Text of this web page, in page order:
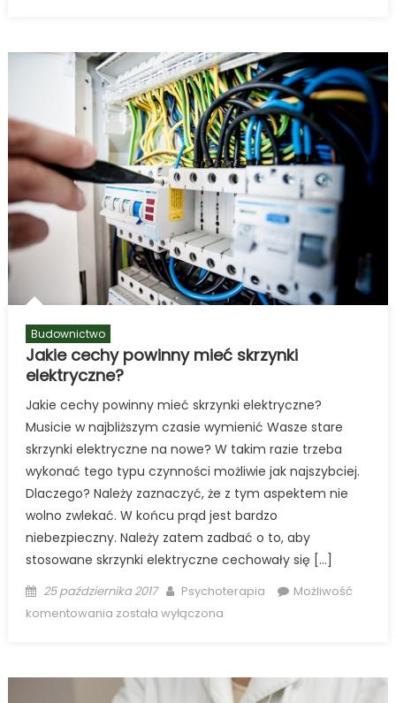
producent
mebli
biurowych?
Budownictwo
Jakie cechy powinny mieć skrzynki
elektryczne?
Jakie cechy powinny mieć skrzynki elektryczne?
Musicie w najbliższym czasie wymienić Wasze stare
skrzynki elektryczne na nowe? W takim razie trzeba
wykonać tego typu czynności możliwie jak najszybciej.
Dlaczego? Należy zaznaczyć, że z tym aspektem nie
wolno zwlekać. W końcu prąd jest bardzo
niebezpieczny. Należy zatem zadbać o to, aby
stosowane skrzynki elektryczne cechowały się […]
Posted
on
25 października 2017 Author
Psychoterapia
Możliwość
komentowania Jakie
skrzynki
została wyłączona